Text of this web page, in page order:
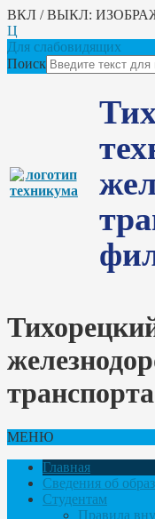
ВКЛ / ВЫКЛ:
Ц
Для слабовидящих
Поиск
МЕНЮ
Главная
Сведения об
Студентам
Правила